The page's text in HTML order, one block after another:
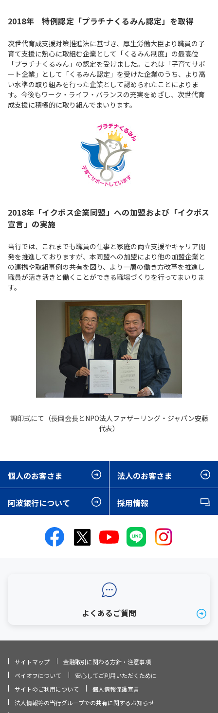
2018年 特例認定「プラチナくるみん認定」を取得
次世代育成支援対策推進法に基づき、厚生労働大臣より職員の子
育て支援に熱心に取組む企業として「くるみん制度」の最高位
「プラチナくるみん」の認定を受けました。これは「子育てサポ
ート企業」として「くるみん認定」を受けた企業のうち、より高
い水準の取り組みを行った企業として認められたことによりま
す。今後もワーク・ライフ・バランスの充実をめざし、次世代育
成支援に積極的に取り組んでまいります。
2018年「イクボス企業同盟」への加盟および「イクボス
宣言」の実施
当行では、これまでも職員の仕事と家庭の両立支援やキャリア開
発を推進しておりますが、本同盟への加盟により他の加盟企業と
の連携や取組事例の共有を図り、より一層の働き方改革を推進し
職員が活き活きと働くことができる職場づくりを行ってまいりま
す。
調印式にて（長岡会長とNPO法人ファザーリング・ジャパン安藤
代表）
個人のお客さま 法人のお客さま
阿波銀行について 採用情報
よくあるご質問
サイトマップ
金融取引に関わる方針・注意事項
ペイオフについて
安心してご利用いただくために
サイトのご利用について
個人情報保護宣言
法人情報等の当行グループでの共有に関するお知らせ